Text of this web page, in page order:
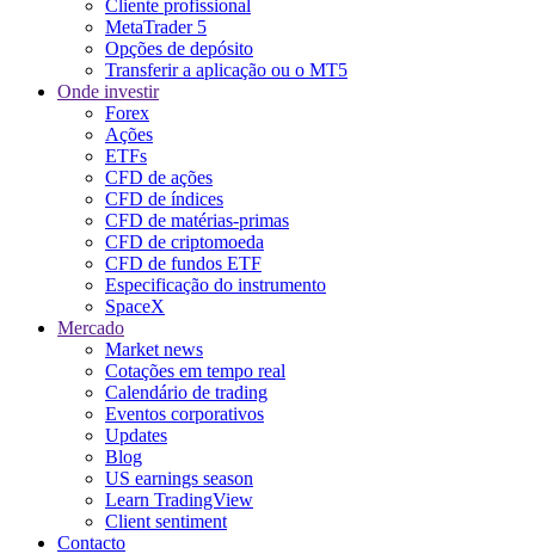
Cliente profissional
MetaTrader 5
Opções de depósito
Transferir a aplicação ou o MT5
Onde investir
Forex
Ações
ETFs
CFD de ações
CFD de índices
CFD de matérias-primas
CFD de criptomoeda
CFD de fundos ETF
Especificação do instrumento
SpaceX
Mercado
Market news
Cotações em tempo real
Calendário de trading
Eventos corporativos
Updates
Blog
US earnings season
Learn TradingView
Client sentiment
Contacto